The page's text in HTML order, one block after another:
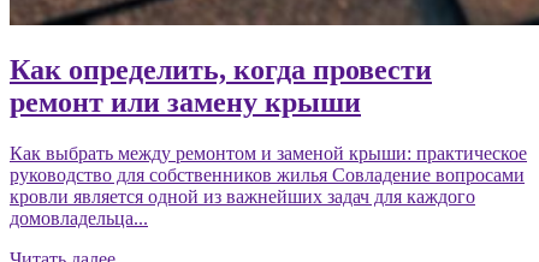
Как определить, когда провести
ремонт или замену крыши
Как выбрать между ремонтом и заменой крыши: практическое
руководство для собственников жилья Совладение вопросами
кровли является одной из важнейших задач для каждого
домовладельца...